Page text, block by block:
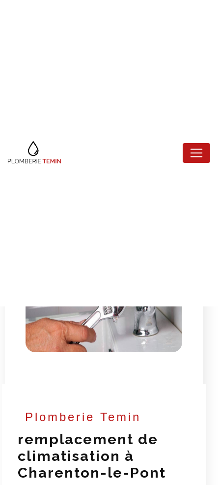
Plomberie Temin
remplacement de
climatisation à
Charenton-le-Pont